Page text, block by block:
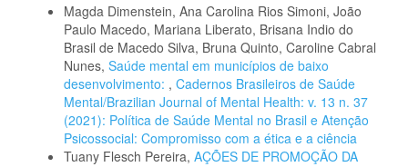
Magda Dimenstein, Ana Carolina Rios Simoni, João
Paulo Macedo, Mariana Liberato, Brisana Indio do
Brasil de Macedo Silva, Bruna Quinto, Caroline Cabral
Nunes, Saúde mental em municípios de baixo
desenvolvimento: , Cadernos Brasileiros de Saúde
Mental/Brazilian Journal of Mental Health: v. 13 n. 37
(2021): Política de Saúde Mental no Brasil e Atenção
Psicossocial: Compromisso com a ética e a ciência
Tuany Flesch Pereira, AÇÕES DE PROMOÇÃO DA